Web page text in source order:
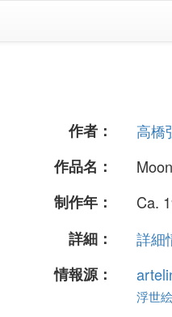
作者：
高橋
作品名：
制作年：
Ca.
詳細：
詳細
情報源：
浮世